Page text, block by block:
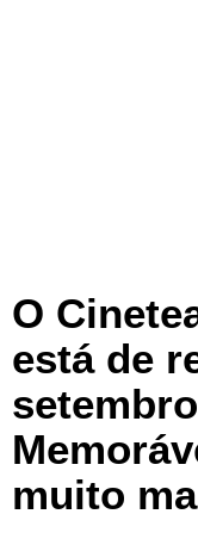
O
está de
muito